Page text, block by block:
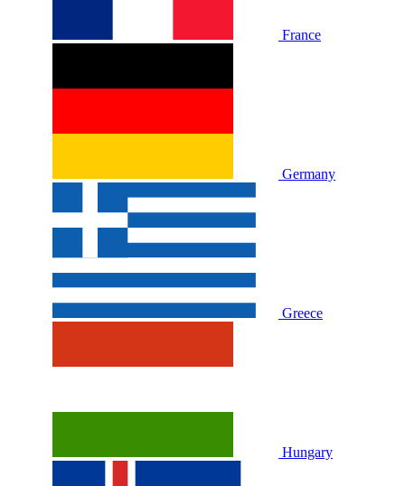
France
Germany
Greece
Hungary